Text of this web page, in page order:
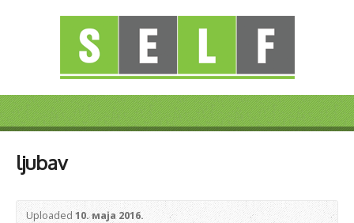
ljubav
Uploaded10. маја 2016.